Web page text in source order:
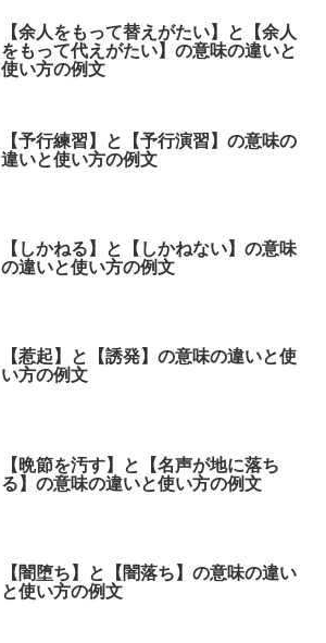
【余人をもって替えがたい】と【余人
をもって代えがたい】の意味の違いと
使い方の例文
【予行練習】と【予行演習】の意味の
違いと使い方の例文
【しかねる】と【しかねない】の意味
の違いと使い方の例文
【惹起】と【誘発】の意味の違いと使
い方の例文
【晩節を汚す】と【名声が地に落ち
る】の意味の違いと使い方の例文
【闇堕ち】と【闇落ち】の意味の違い
と使い方の例文